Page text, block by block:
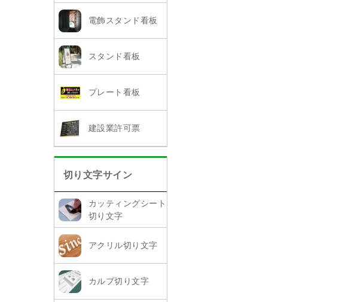
電飾スタンド看板
スタンド看板
プレート看板
建設業許可票
切り文字サイン
カッティングシート
切り文字
アクリル切り文字
カルプ切り文字